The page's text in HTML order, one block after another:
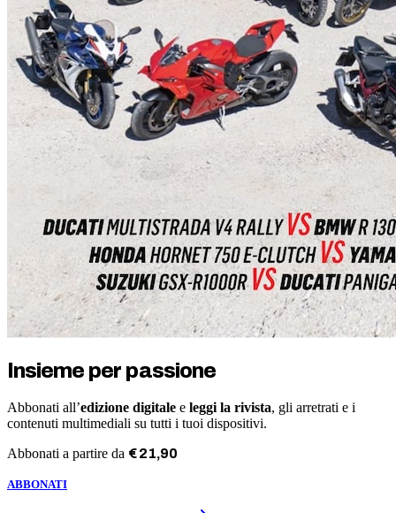
Insieme per passione
Abbonati all’edizione digitale e leggi la rivista, gli arretrati e i
contenuti multimediali su tutti i tuoi dispositivi.
Abbonati a partire da €21,90
ABBONATI